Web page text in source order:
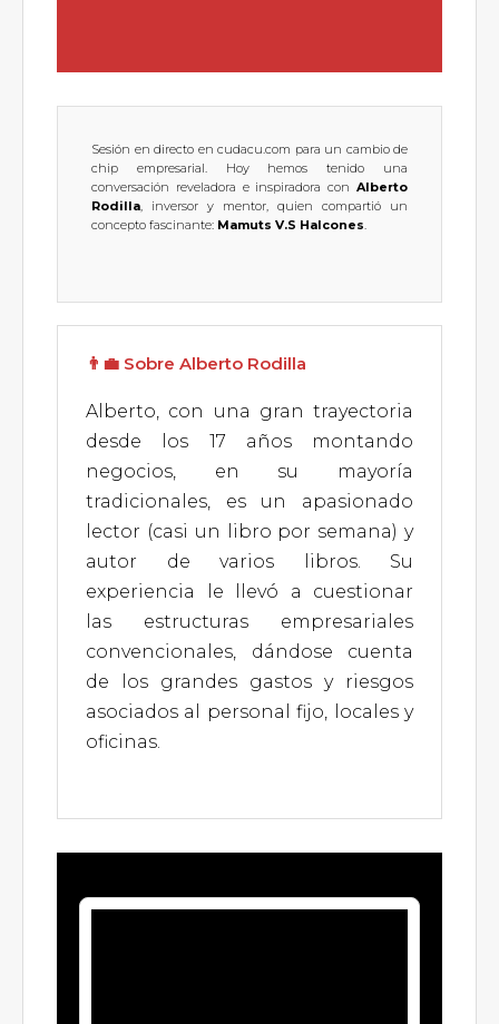
Sesión en directo en cudacu.com para un cambio de
chip empresarial. Hoy hemos tenido una
conversación reveladora e inspiradora con Alberto
Rodilla, inversor y mentor, quien compartió un
concepto fascinante: Mamuts V.S Halcones.
👨‍💼 Sobre Alberto Rodilla
Alberto, con una gran trayectoria
desde los 17 años montando
negocios, en su mayoría
tradicionales, es un apasionado
lector (casi un libro por semana) y
autor de varios libros. Su
experiencia le llevó a cuestionar
las estructuras empresariales
convencionales, dándose cuenta
de los grandes gastos y riesgos
asociados al personal fijo, locales y
oficinas.